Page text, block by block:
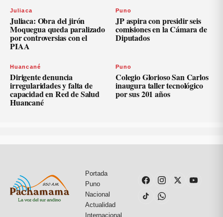
Juliaca
Juliaca: Obra del jirón
Moquegua queda paralizado
por controversias con el
PIAA
Puno
JP aspira con presidir seis
comisiones en la Cámara de
Diputados
Huancané
Dirigente denuncia
irregularidades y falta de
capacidad en Red de Salud
Huancané
Puno
Colegio Glorioso San Carlos
inaugura taller tecnológico
por sus 201 años
Portada
Puno
Nacional
Actualidad
Internacional